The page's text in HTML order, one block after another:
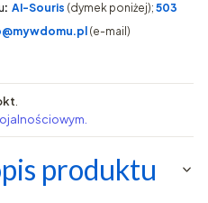
: AI-Souris (dymek poniżej); 503
(e-mail)
produktu